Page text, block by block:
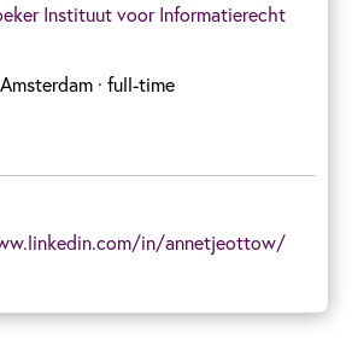
Instituut voor Informatierecht
· full-time
in/annetjeottow/